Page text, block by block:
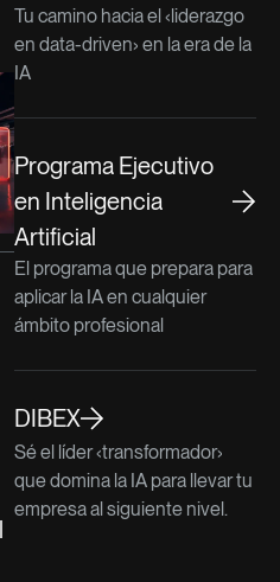
Tu camino hacia el ‹liderazgo
en data-driven› en la era de la
IA
Programa Ejecutivo
en Inteligencia
Artificial
El programa que prepara para
aplicar la IA en cualquier
ámbito profesional
DIBEX
Sé el líder ‹transformador›
que domina la IA para llevar tu
empresa al siguiente nivel.